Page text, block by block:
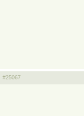
#25067